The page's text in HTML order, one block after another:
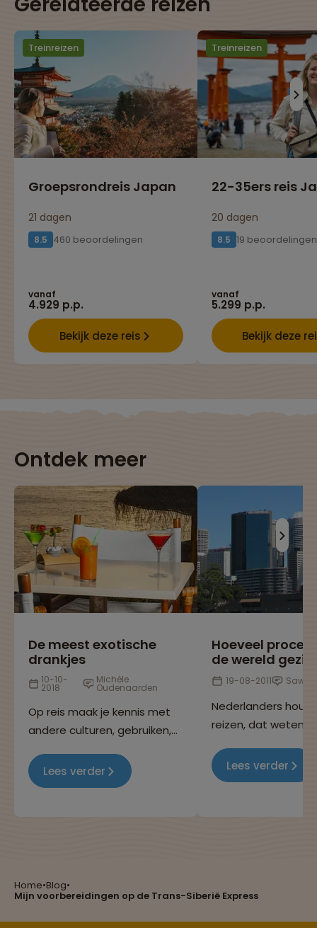
Home•Blog•
Mijn voorbereidingen op de Trans-Siberië Express
Treinreizen
Groepsrondreis Japan
21 dagen
8.5 460 beoordelingen
vanaf
4.929 p.p.
Bekijk deze reis
Treinreizen
22-35ers reis
20 dagen
8.5 19 beoordelingen
vanaf
5.299 p.p.
Bekijk deze
Ontdek meer
De meest exotische
drankjes
10-10-
2018
Michèle
Oudenaarden
Op reis maak je kennis met
andere culturen, gebruiken,
geheel onbelangrijk: de
nationale cocktails! In dit
Lees verder
Hoeveel
de wereld
19-08-2011
Nederlanders
reizen, dat weten
overal op de
Maar heb jij je ooit
Lees verder
Reizen met oog voor mens, cultuur en milieu